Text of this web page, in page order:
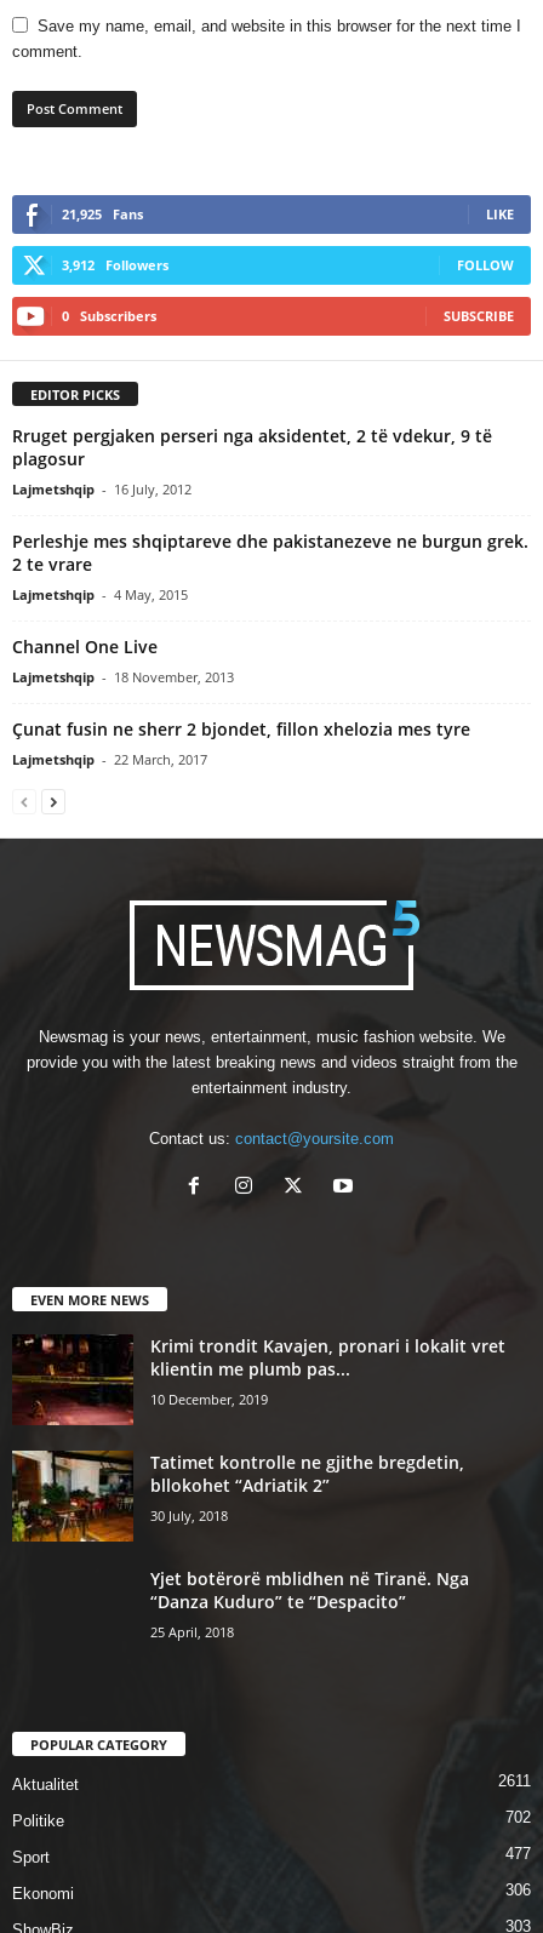
Save my name, email, and website in this browser for the next time I
comment.
21,925 Fans LIKE
3,912 Followers FOLLOW
0 Subscribers SUBSCRIBE
EDITOR PICKS
Rruget pergjaken perseri nga aksidentet, 2 të vdekur, 9 të
plagosur
Lajmetshqip - 16 July, 2012
Perleshje mes shqiptareve dhe pakistanezeve ne burgun grek.
2 te vrare
Lajmetshqip - 4 May, 2015
Channel One Live
Lajmetshqip - 18 November, 2013
Çunat fusin ne sherr 2 bjondet, fillon xhelozia mes tyre
Lajmetshqip - 22 March, 2017
Newsmag is your news, entertainment, music fashion website. We
provide you with the latest breaking news and videos straight from the
entertainment industry.
Contact us: contact@yoursite.com
EVEN MORE NEWS
Krimi trondit Kavajen, pronari i lokalit vret
klientin me plumb pas...
10 December, 2019
Tatimet kontrolle ne gjithe bregdetin,
bllokohet “Adriatik 2”
30 July, 2018
Yjet botërorë mblidhen në Tiranë. Nga
“Danza Kuduro” te “Despacito”
25 April, 2018
POPULAR CATEGORY
Aktualitet 2611
Politike 702
Sport 477
Ekonomi 306
303